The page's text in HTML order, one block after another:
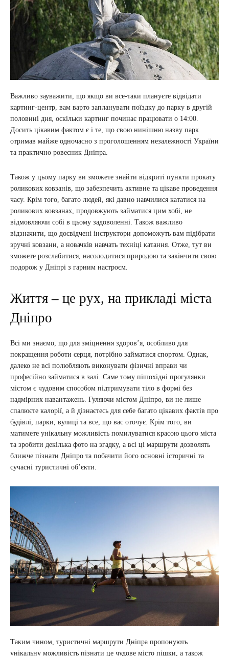
Важливо зауважити, що якщо ви все-таки плануєте відвідати
картинг-центр, вам варто запланувати поїздку до парку в другій
половині дня, оскільки картинг починає працювати о 14:00.
Досить цікавим фактом є і те, що свою нинішню назву парк
отримав майже одночасно з проголошенням незалежності України
та практично ровесник Дніпра.
Також у цьому парку ви зможете знайти відкриті пункти прокату
роликових ковзанів, що забезпечить активне та цікаве проведення
часу. Крім того, багато людей, які давно навчилися кататися на
роликових ковзанах, продовжують займатися цим хобі, не
відмовляючи собі в цьому задоволенні. Також важливо
відзначити, що досвідчені інструктори допоможуть вам підібрати
зручні ковзани, а новачків навчать техніці катання. Отже, тут ви
зможете розслабитися, насолодитися природою та закінчити свою
подорож у Дніпрі з гарним настроєм.
Життя – це рух, на прикладі міста
Дніпро
Всі ми знаємо, що для зміцнення здоров’я, особливо для
покращення роботи серця, потрібно займатися спортом. Однак,
далеко не всі полюбляють виконувати фізичні вправи чи
професійно займатися в залі. Саме тому пішохідні прогулянки
містом є чудовим способом підтримувати тіло в формі без
надмірних навантажень. Гуляючи містом Дніпро, ви не лише
спалюєте калорії, а й дізнаєтесь для себе багато цікавих фактів про
будівлі, парки, вулиці та все, що вас оточує. Крім того, ви
матимете унікальну можливість помилуватися красою цього міста
та зробити декілька фото на згадку, а всі ці маршрути дозволять
ближче пізнати Дніпро та побачити його основні історичні та
сучасні туристичні об’єкти.
Таким чином, туристичні маршрути Дніпра пропонують
унікальну можливість пізнати це чудове місто пішки, а також